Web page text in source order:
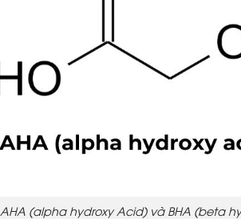
AHA (alpha hydroxy Acid) và BHA (beta